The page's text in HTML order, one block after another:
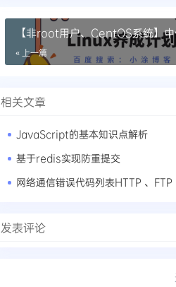
【非root用户、CentOS系统】
装gcc/g++的教程
« 上一篇
相关文章
JavaScript的基本知识点解析
基于redis实现防重提交
网络通信错误代码列表HTTP 、FTP
发表评论